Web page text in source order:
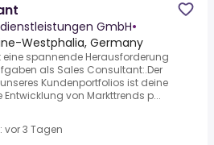
GmbH•
Westphalia, Germany
eine spannende Herausforderung
als Sales Consultant:.Der
Kundenportfolios ist deine
von Markttrends p...
vor 3 Tagen